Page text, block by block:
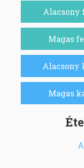
Alacsony
Magas
Alacsony
Magas